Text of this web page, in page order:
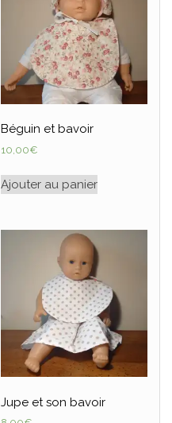
Béguin et bavoir
10,00€
Ajouter au panier
Jupe et son bavoir